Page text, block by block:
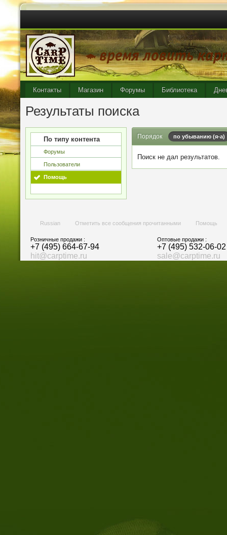
Контакты Магазин Форумы Библиотека
Результаты поиска
По типу контента
Форумы
Пользователи
Помощь
Порядок по убыванию (я-а)
Поиск не дал результатов.
Russian Отметить все сообщения прочитанными Помощь
Розничные продажи :
+7 (495) 664-67-94
hit@carptime.ru
Оптовые продажи :
+7 (495) 532-06-02
sale@carptime.ru